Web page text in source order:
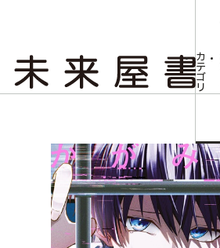
カ
テ
ゴ
リ